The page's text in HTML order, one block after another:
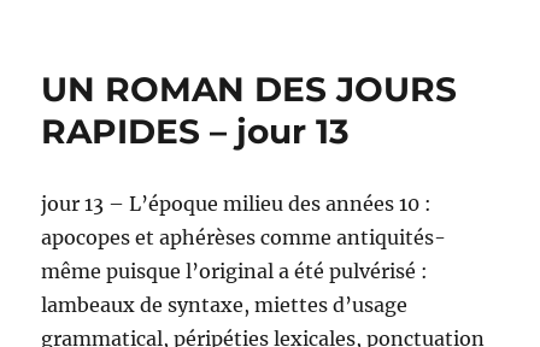
UN ROMAN DES JOURS
RAPIDES – jour 13
jour 13 – L’époque milieu des années 10 :
apocopes et aphérèses comme antiquités-
même puisque l’original a été pulvérisé :
lambeaux de syntaxe, miettes d’usage
grammatical, péripéties lexicales, ponctuation